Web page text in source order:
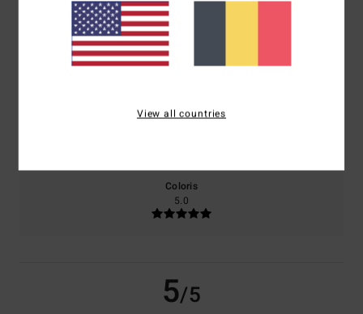
100% de nos clients recommandent ce produit
Confort
5.0
Coloris
5.0
5/5
View all countries